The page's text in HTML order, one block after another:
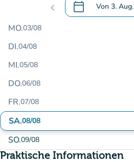
chevron_left calendar_today Von 3. Aug.
.Öffnen Sie den
MO.03/08
DI.04/08
MI.05/08
DO.06/08
FR.07/08
SA.08/08
SO.09/08
Praktische Informationen